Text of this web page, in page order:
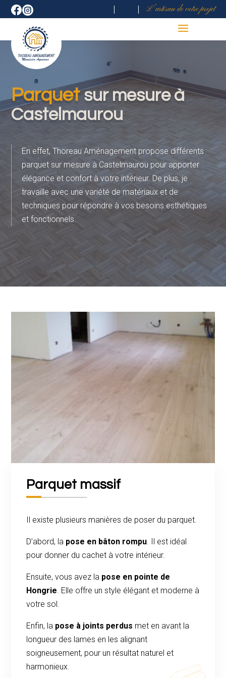
 L’artisan de votre projet
Parquetsur mesure à
Castelmaurou
En effet, Thoreau Aménagement propose différents
parquet sur mesure à Castelmaurou pour apporter
élégance et confort à votre intérieur. De plus, je
travaille avec une variété de matériaux et de
techniques pour répondre à vos besoins esthétiques
etfonctionnels.
Parquet massif
Il existe plusieurs manières de poser du parquet.
D’abord, la pose en bâton rompu. Il est idéal
pour donner du cachet à votre intérieur.
Ensuite, vous avez la pose en pointe de
Hongrie. Elle offre un style élégant et moderne à
votre sol.
Enfin, la pose à joints perdus met en avant la
longueur des lames en les alignant
soigneusement, pour un résultat naturel et
harmonieux.